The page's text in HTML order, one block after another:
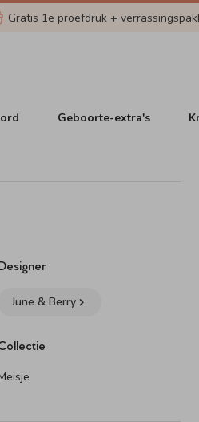
Gratis 1e proefdruk +
Geboorte-extra's
June & Berry